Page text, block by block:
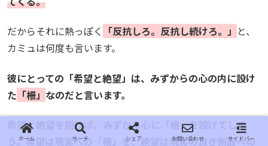
だからそれに熱っぽく 「反抗しろ。反抗し続けろ。」 と、
カミュは何度も言います。
彼にとっての「希望と絶望」は、みずからの心の内に設け
た 「柵」 なのだと言います。
希望と絶望を抱けば、みずから心に「柵」を設けてしま
う。希望は現実への「柵」を、絶望は現実の良き側面への
ホーム サーチ シェア お問い合わせ サイドバー